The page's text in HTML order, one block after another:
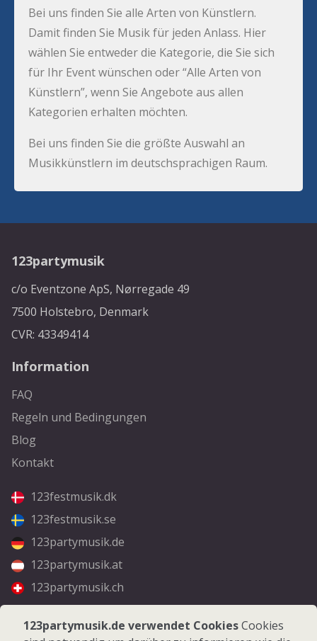
Bei uns finden Sie alle Arten von Künstlern.
Damit finden Sie Musik für jeden Anlass. Hier
wählen Sie entweder die Kategorie, die Sie sich
für Ihr Event wünschen oder “Alle Arten von
Künstlern”, wenn Sie Angebote aus allen
Kategorien erhalten möchten.
Bei uns finden Sie die größte Auswahl an
Musikkünstlern im deutschsprachigen Raum.
123partymusik
c/o Eventzone ApS, Nørregade 49
7500 Holstebro, Denmark
CVR: 43349414
Information
FAQ
Regeln und Bedingungen
Blog
Kontakt
123festmusik.dk
123festmusik.se
123partymusik.de
123partymusik.at
123partymusik.ch
Folgen Sie uns
123partymusik.de verwendet CookiesCookies